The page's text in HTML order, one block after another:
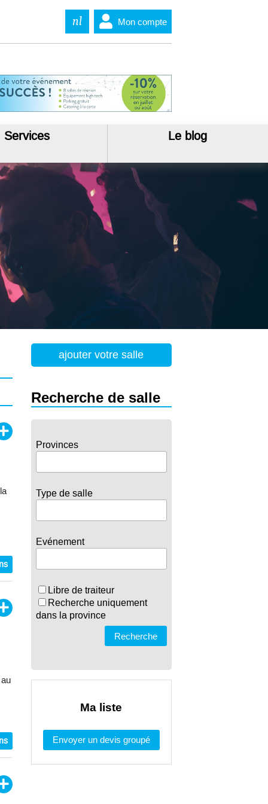
nl Mon compte
Services Le blog
ajouter votre salle
Recherche de salle
Provinces
Type de salle
Evénement
Libre de traiteur
Recherche uniquement
dans la province
Recherche
Ma liste
Envoyer un devis groupé